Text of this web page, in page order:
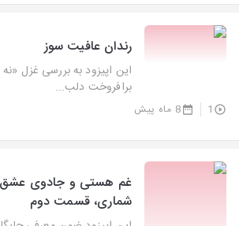
رندان عافیت سوز
این اپیزود به بررسی غزل
برافروخت دلب...
1 8 ماه پیش
غم هستی و جادوی
شماری، قسمت دوم